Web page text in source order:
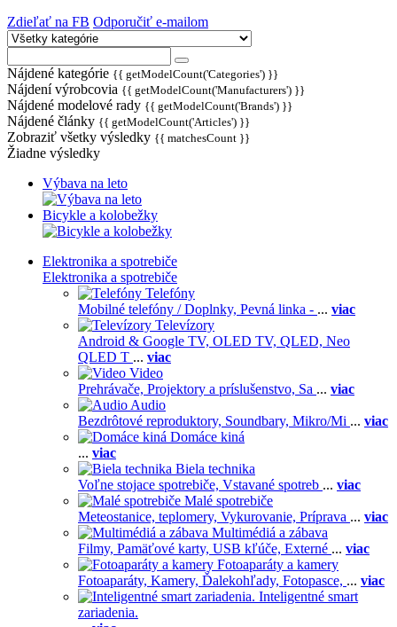
Zdieľať na FB Odporučiť e-mailom
Nájdené kategórie {{ getModelCount('Categories') }}
Nájdení výrobcovia {{ getModelCount('Manufacturers') }}
Nájdené modelové rady {{ getModelCount('Brands') }}
Nájdené články {{ getModelCount('Articles') }}
Zobraziť všetky výsledky {{ matchesCount }}
Žiadne výsledky
Výbava na leto
Bicykle a kolobežky
Elektronika a spotrebiče
Elektronika a spotrebiče
Telefóny
Mobilné telefóny / Doplnky, Pevná linka - ... viac
Televízory
Android & Google TV, OLED TV, QLED, Neo
QLED T ... viac
Video
Prehrávače, Projektory a príslušenstvo, Sa ... viac
Audio
Bezdrôtové reproduktory, Soundbary, Mikro/Mi ... viac
Domáce kiná
... viac
Biela technika
Voľne stojace spotrebiče, Vstavané spotreb ... viac
Malé spotrebiče
Meteostanice, teplomery, Vykurovanie, Príprava ... viac
Multimédiá a zábava
Filmy, Pamäťové karty, USB kľúče, Externé ... viac
Fotoaparáty a kamery
Fotoaparáty, Kamery, Ďalekohľady, Fotopasce, ... viac
Inteligentné smart
zariadenia.